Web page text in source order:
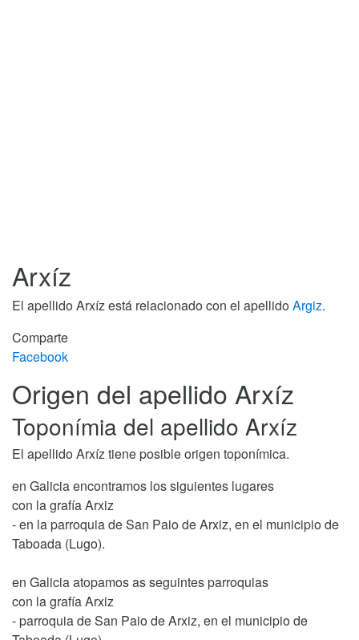
Arxíz
El apellido Arxíz está relacionado con el apellidoArgiz.
Comparte
Facebook
Origen del apellido Arxíz
Toponímia del apellido Arxíz
El apellido Arxíz tiene posible origen toponímica.
en Galicia encontramos los siguientes lugares
con la grafía Arxiz
- en la parroquia de San Paio de Arxiz, en el municipio de
Taboada (Lugo).
en Galicia atopamos as seguintes parroquias
con la grafía Arxiz
- parroquia de San Paio de Arxiz, en el municipio de